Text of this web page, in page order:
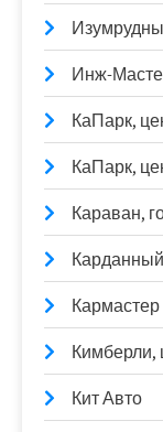
Инж-
КаПарк,
КаПарк,
Караван,
Кармастер
Кимберли,
Кит Авто